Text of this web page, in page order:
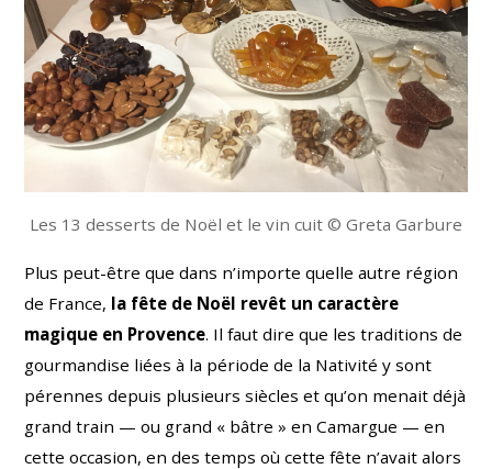
Les 13 desserts de Noël et le vin cuit © Greta Garbure
Plus peut-être que dans n’importe quelle autre région
de France, la fête de Noël revêt un caractère
magique en Provence. Il faut dire que les traditions de
gourmandise liées à la période de la Nativité y sont
pérennes depuis plusieurs siècles et qu’on menait déjà
grand train — ou grand « bâtre » en Camargue — en
cette occasion, en des temps où cette fête n’avait alors